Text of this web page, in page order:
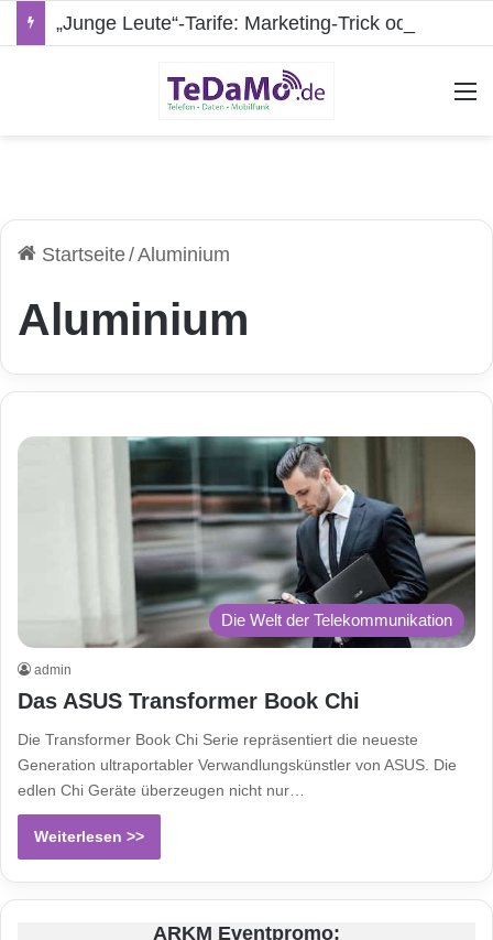
Startseite/Aluminium
Aluminium
Die Welt der Telekommunikation
admin
Das ASUS Transformer Book Chi
Die Transformer Book Chi Serie repräsentiert die neueste
Generation ultraportabler Verwandlungskünstler von ASUS. Die
edlen Chi Geräte überzeugen nicht nur…
Weiterlesen >>
ARKM Eventpromo: